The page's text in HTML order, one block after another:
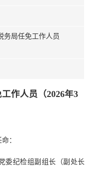
务局任免工作人员
作人员（2026年3
：
委纪检组副组长（副处长